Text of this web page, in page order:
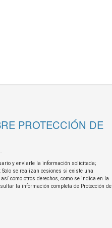
PROTECCIÓN DE
y enviarle la información solicitada;
Solo se realizan cesiones si existe una
como otros derechos, como se indica en la
la información completa de Protección de